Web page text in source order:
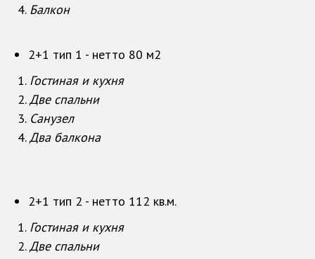
Балкон
2+1 тип 1 - нетто 80 м2
Гостиная и кухня
Две спальни
Санузел
Два балкона
2+1 тип 2 - нетто 112 кв.м.
Гостиная и кухня
Две спальни